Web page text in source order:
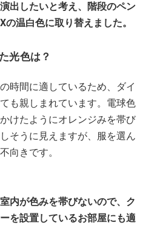
出したいと考え、階段のペン
温白色に取り替えました。
光色は？
時間に適しているため、ダイ
も親しまれています。電球色
けたようにオレンジみを帯び
そうに見えますが、服を選ん
向きです。
内が色みを帯びないので、ク
を設置しているお部屋にも適